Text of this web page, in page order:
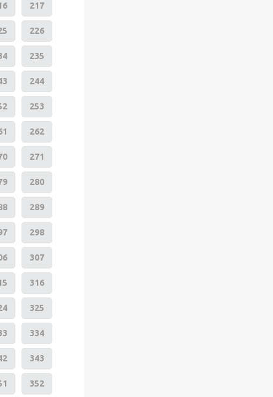
217
226
235
244
253
262
271
280
289
298
307
316
325
334
343
352